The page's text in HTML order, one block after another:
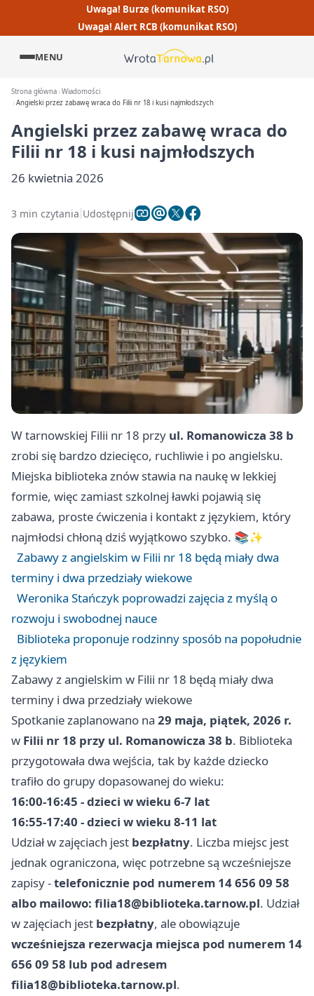
Uwaga! Burze (komunikat RSO)
Uwaga! Alert RCB (komunikat RSO)
MENU
Strona główna Wiadomości
Angielski przez zabawę wraca do Filii nr 18 i kusi najmłodszych
Angielski przez zabawę wraca do
Filii nr 18 i kusi najmłodszych
26 kwietnia 2026
3 min czytania Udostępnij
W tarnowskiej Filii nr 18 przy ul. Romanowicza 38 b
zrobi się bardzo dziecięco, ruchliwie i po angielsku.
Miejska biblioteka znów stawia na naukę w lekkiej
formie, więc zamiast szkolnej ławki pojawią się
zabawa, proste ćwiczenia i kontakt z językiem, który
najmłodsi chłoną dziś wyjątkowo szybko. 📚✨
Zabawy z angielskim w Filii nr 18 będą miały dwa
terminy i dwa przedziały wiekowe
Weronika Stańczyk poprowadzi zajęcia z myślą o
rozwoju i swobodnej nauce
Biblioteka proponuje rodzinny sposób na popołudnie
z językiem
Zabawy z angielskim w Filii nr 18 będą miały dwa
terminy i dwa przedziały wiekowe
Spotkanie zaplanowano na 29 maja, piątek, 2026 r.
w Filii nr 18 przy ul. Romanowicza 38 b. Biblioteka
przygotowała dwa wejścia, tak by każde dziecko
trafiło do grupy dopasowanej do wieku:
16:00-16:45 - dzieci w wieku 6-7 lat
16:55-17:40 - dzieci w wieku 8-11 lat
Udział w zajęciach jest bezpłatny. Liczba miejsc jest
jednak ograniczona, więc potrzebne są wcześniejsze
zapisy -telefonicznie pod numerem 14 656 09 58
albo mailowo: filia18@biblioteka.tarnow.pl. Udział
w zajęciach jest bezpłatny, ale obowiązuje
wcześniejsza rezerwacja miejsca pod numerem 14
656 09 58 lub pod adresem
filia18@biblioteka.tarnow.pl.